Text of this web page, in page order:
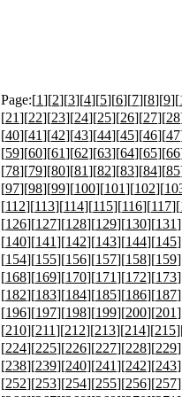
Page:[1][2][3][4][5][6][7][8][9][
[21][22][23][24][25][26][27][28
[40][41][42][43][44][45][46][47
[59][60][61][62][63][64][65][66
[78][79][80][81][82][83][84][85
[97][98][99][100][101][102][
[112][113][114][115][116][117][
[126][127][128][129][130][131
[140][141][142][143][144][145
[154][155][156][157][158][159
[168][169][170][171][172][173
[182][183][184][185][186][187
[196][197][198][199][200][201
[210][211][212][213][214][215
[224][225][226][227][228][229
[238][239][240][241][242][243
[252][253][254][255][256][257